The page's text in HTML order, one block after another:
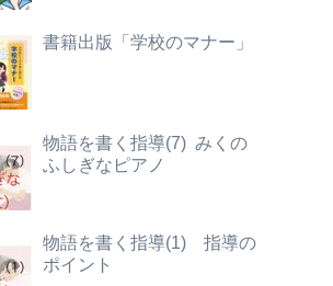
書籍出版「学校のマナー」
物語を書く指導(7) みくの
ふしぎなピアノ
物語を書く指導(1) 指導の
ポイント